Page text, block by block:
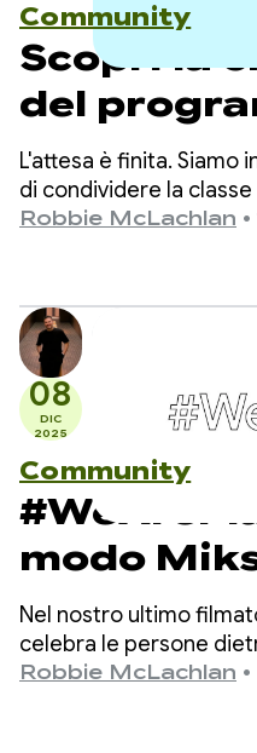
Community
Scopri la
del
di Google
L'attesa è finita. Siamo
di condividere la
accelerazione per app
Robbie McLachlan •
08
DIC
2025
Community
modo
l'antica
sami ai
Nel nostro ultimo
celebra le persone
Google Play,
Robbie McLachlan •